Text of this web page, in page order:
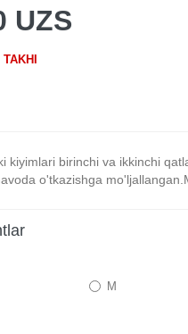
UZS
TAKHI
kiyimlari birinchi va ikkinchi
o'tkazishga
M